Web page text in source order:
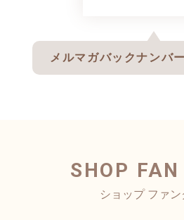
メルマガバックナンバ
SHOP